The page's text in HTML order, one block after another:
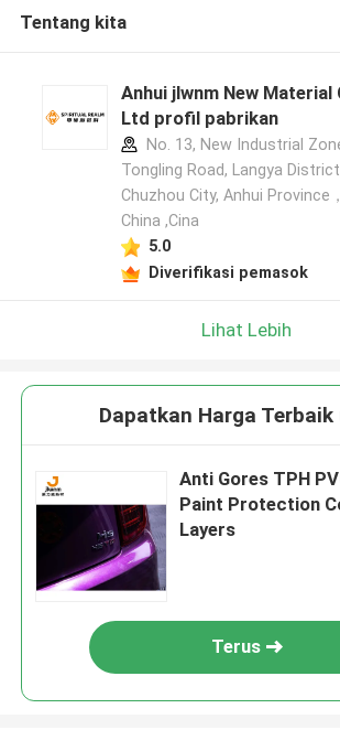
Tentang kita
Anhui jlwnm New Material
Ltd profil pabrikan
No. 13, New Industrial
Tongling Road, Langya
Chuzhou City, Anhui Province，
China ,Cina
5.0
Diverifikasi pemasok
Lihat Lebih
Dapatkan Harga
Anti Gores TPH
Paint Protection
Layers
Terus